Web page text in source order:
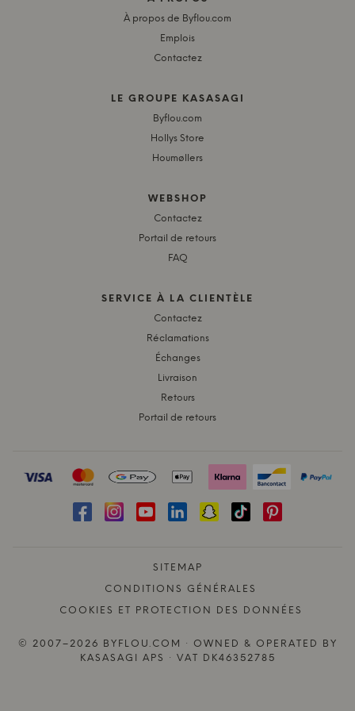
À propos de Byflou.com
Emplois
Contactez
LE GROUPE KASASAGI
Byflou.com
Hollys Store
Houmøllers
WEBSHOP
Contactez
Portail de retours
FAQ
SERVICE À LA CLIENTÈLE
Contactez
Réclamations
Échanges
Livraison
Retours
Portail de retours
SITEMAP
CONDITIONS GÉNÉRALES
COOKIES ET PROTECTION DES DONNÉES
© 2007–2026 BYFLOU.COM · OWNED & OPERATED BY
KASASAGI APS · VAT DK46352785